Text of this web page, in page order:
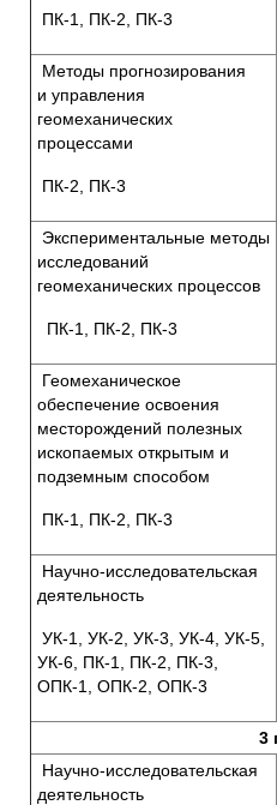
ПК-1, ПК-2, ПК-3
Методы прогнозирования
и управления
геомеханических
процессами
ПК-2, ПК-3
Экспериментальные методы
исследований
геомеханических процессов
ПК-1, ПК-2, ПК-3
Геомеханическое
обеспечение освоения
месторождений полезных
ископаемых открытым и
подземным способом
ПК-1, ПК-2, ПК-3
Научно-исследовательская
деятельность
УК-1, УК-2, УК-3, УК-4, УК-5,
УК-6, ПК-1, ПК-2, ПК-3,
ОПК-1, ОПК-2, ОПК-3
3
Научно-исследовательская
деятельность